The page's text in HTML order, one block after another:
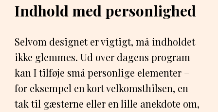
Indhold med personlighed
Selvom designet er vigtigt, må indholdet
ikke glemmes. Ud over dagens program
kan I tilføje små personlige elementer –
for eksempel en kort velkomsthilsen, en
tak til gæsterne eller en lille anekdote om,